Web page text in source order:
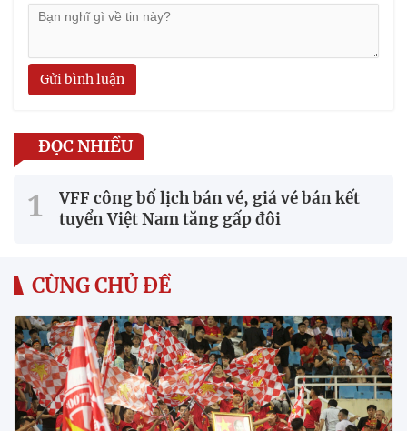
Gửi bình luận
ĐỌC NHIỀU
VFF công bố lịch bán vé, giá vé bán kết
tuyển Việt Nam tăng gấp đôi
CÙNG CHỦ ĐỀ